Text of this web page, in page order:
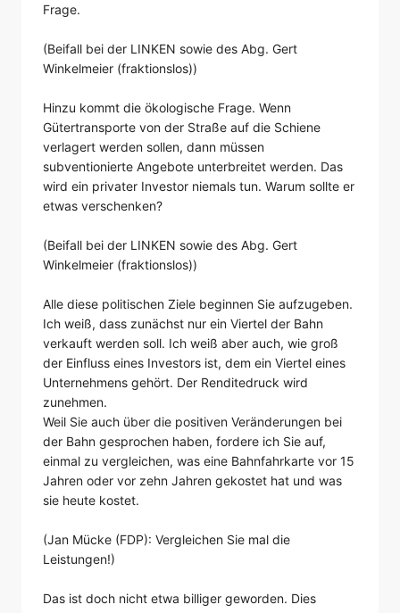
Frage.
(Beifall bei der LINKEN sowie des Abg. Gert
Winkelmeier (fraktionslos))
Hinzu kommt die ökologische Frage. Wenn
Gütertransporte von der Straße auf die Schiene
verlagert werden sollen, dann müssen
subventionierte Angebote unterbreitet werden. Das
wird ein privater Investor niemals tun. Warum sollte er
etwas verschenken?
(Beifall bei der LINKEN sowie des Abg. Gert
Winkelmeier (fraktionslos))
Alle diese politischen Ziele beginnen Sie aufzugeben.
Ich weiß, dass zunächst nur ein Viertel der Bahn
verkauft werden soll. Ich weiß aber auch, wie groß
der Einfluss eines Investors ist, dem ein Viertel eines
Unternehmens gehört. Der Renditedruck wird
zunehmen.
Weil Sie auch über die positiven Veränderungen bei
der Bahn gesprochen haben, fordere ich Sie auf,
einmal zu vergleichen, was eine Bahnfahrkarte vor 15
Jahren oder vor zehn Jahren gekostet hat und was
sie heute kostet.
(Jan Mücke (FDP): Vergleichen Sie mal die
Leistungen!)
Das ist doch nicht etwa billiger geworden. Dies